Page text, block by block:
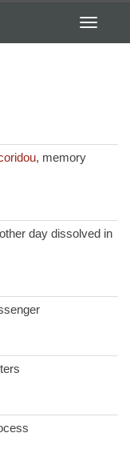
Toggle
, memory
day dissolved in